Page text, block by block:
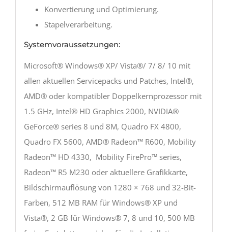
Konvertierung und Optimierung.
Stapelverarbeitung.
Systemvoraussetzungen:
Microsoft® Windows® XP/ Vista®/ 7/ 8/ 10 mit
allen aktuellen Servicepacks und Patches, Intel®,
AMD® oder kompatibler Doppelkernprozessor mit
1.5 GHz, Intel® HD Graphics 2000, NVIDIA®
GeForce® series 8 und 8M, Quadro FX 4800,
Quadro FX 5600, AMD® Radeon™ R600, Mobility
Radeon™ HD 4330, Mobility FirePro™ series,
Radeon™ R5 M230 oder aktuellere Grafikkarte,
Bildschirmauflösung von 1280 × 768 und 32-Bit-
Farben, 512 MB RAM für Windows® XP und
Vista®, 2 GB für Windows® 7, 8 und 10, 500 MB